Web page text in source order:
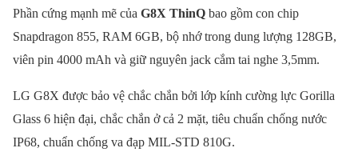
Phần cứng mạnh mẽ của G8X ThinQ bao gồm con chip
Snapdragon 855, RAM 6GB, bộ nhớ trong dung lượng 128GB,
viên pin 4000 mAh và giữ nguyên jack cắm tai nghe 3,5mm.
LG G8X được bảo vệ chắc chắn bởi lớp kính cường lực Gorilla
Glass 6 hiện đại, chắc chắn ở cả 2 mặt, tiêu chuẩn chống nước
IP68, chuẩn chống va đạp MIL-STD 810G.